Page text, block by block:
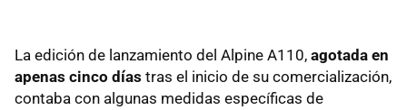
La edición de lanzamiento del Alpine A110, agotada en
apenas cinco días tras el inicio de su comercialización,
contaba con algunas medidas específicas de